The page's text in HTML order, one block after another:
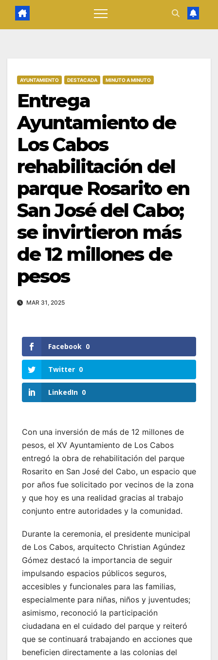
AYUNTAMIENTO DESTACADA MINUTO A MINUTO
Entrega
Ayuntamiento de
Los Cabos
rehabilitación del
parque Rosarito en
San José del Cabo;
se invirtieron más
de 12 millones de
pesos
MAR 31, 2025
Facebook 0
Twitter 0
LinkedIn 0
Con una inversión de más de 12 millones de
pesos, el XV Ayuntamiento de Los Cabos
entregó la obra de rehabilitación del parque
Rosarito en San José del Cabo, un espacio que
por años fue solicitado por vecinos de la zona
y que hoy es una realidad gracias al trabajo
conjunto entre autoridades y la comunidad.
Durante la ceremonia, el presidente municipal
de Los Cabos, arquitecto Christian Agúndez
Gómez destacó la importancia de seguir
impulsando espacios públicos seguros,
accesibles y funcionales para las familias,
especialmente para niñas, niños y juventudes;
asimismo, reconoció la participación
ciudadana en el cuidado del parque y reiteró
que se continuará trabajando en acciones que
beneficien directamente a las colonias del